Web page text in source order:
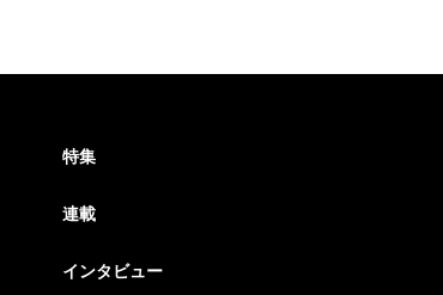
特集
連載
インタビュー